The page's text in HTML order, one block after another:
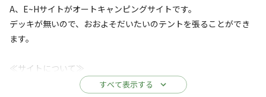
A、E~Hサイトがオートキャンピングサイトです。
デッキが無いので、おおよそだいたいのテントを張ることができ
ます。
≪サイトについて≫
すべて表示する
晴天率80%を誇る車山からの大パノラマ
眺める最高のロケーションにある天空オートキャンプ場と